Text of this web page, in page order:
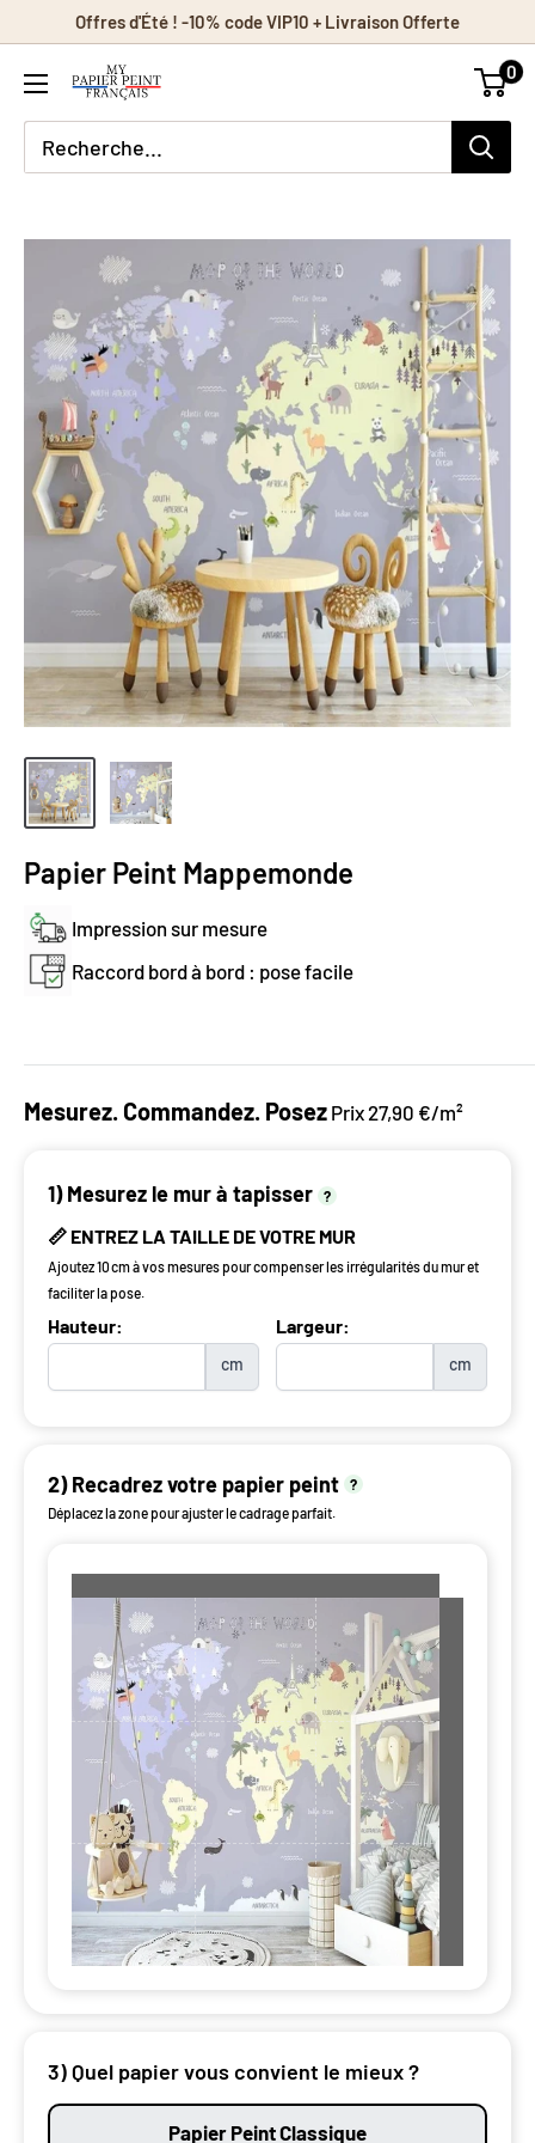
contenu
Offres d'Été ! -10% code VIP10 + Livraison Offerte
0
Papier Peint Mappemonde
Impression sur mesure
Raccord bord à bord : pose facile
Mesurez. Commandez. Posez Prix 27,90 €/m²
1) Mesurez le mur à tapisser ?
📏 ENTREZ LA TAILLE DE VOTRE MUR
Ajoutez 10 cm à vos mesures pour compenser les irrégularités du mur et
faciliter la pose.
Hauteur:
cm
Largeur:
cm
2) Recadrez votre papier peint
?
Déplacez la zone pour ajuster le cadrage parfait.
3) Quel papier vous convient le mieux ?
Papier Peint Classique